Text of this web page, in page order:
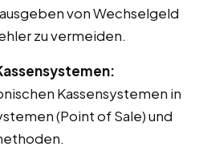
von Wechselgeld
zu vermeiden.
Kassensystemen in
(Point of Sale) und